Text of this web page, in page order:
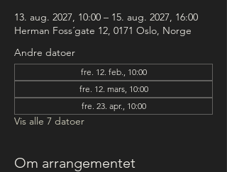
13. aug. 2027, 10:00 – 15. aug. 2027, 16:00
Herman Foss´gate 12, 0171 Oslo, Norge
Andre datoer
fre. 12. feb., 10:00
fre. 12. mars, 10:00
fre. 23. apr., 10:00
Vis alle 7 datoer
Om arrangementet